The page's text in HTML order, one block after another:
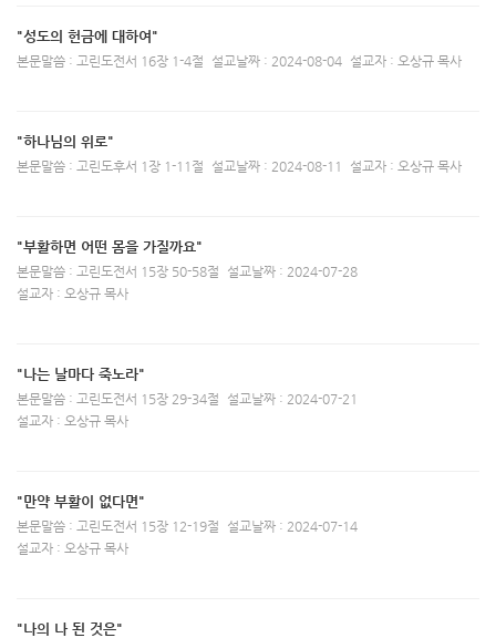
"성도의 헌금에 대하여"
본문말씀 : 고린도전서 16장 1-4절 설교날짜 : 2024-08-04 설교자 : 오상규 목사
"하나님의 위로"
본문말씀 : 고린도후서 1장 1-11절 설교날짜 : 2024-08-11 설교자 : 오상규 목사
"부활하면 어떤 몸을 가질까요"
본문말씀 : 고린도전서 15장 50-58절
설교날짜 : 2024-07-28
설교자 : 오상규 목사
"나는 날마다 죽노라"
본문말씀 : 고린도전서 15장 29-34절
설교날짜 : 2024-07-21
설교자 : 오상규 목사
"만약 부활이 없다면"
본문말씀 : 고린도전서 15장 12-19절
설교날짜 : 2024-07-14
설교자 : 오상규 목사
"나의 나 된 것은"